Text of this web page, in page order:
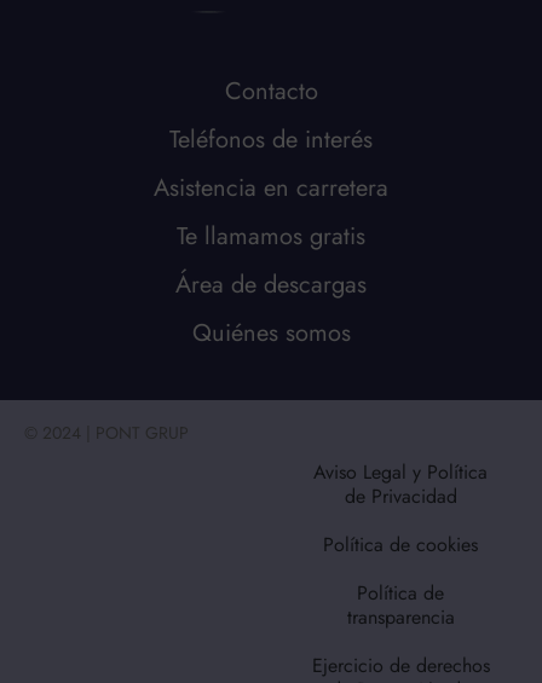
Contacto
Teléfonos de interés
Asistencia en carretera
Te llamamos gratis
Área de descargas
Quiénes somos
© 2024 | PONT GRUP
Aviso Legal y Política
de Privacidad
Política de cookies
Política de
transparencia
Ejercicio de derechos